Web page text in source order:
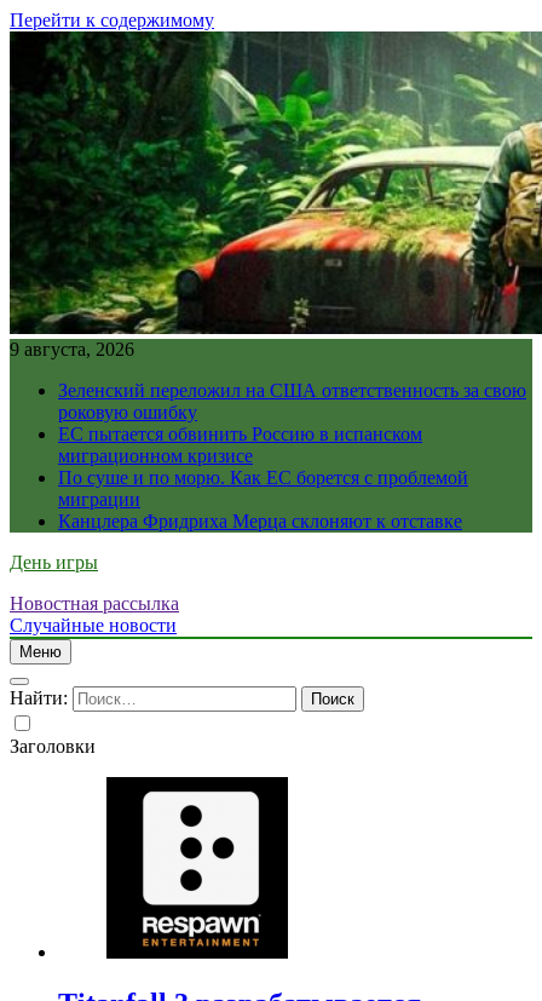
Перейти к содержимому
9 августа, 2026
Зеленский переложил на США ответственность за свою
роковую ошибку
ЕС пытается обвинить Россию в испанском
миграционном кризисе
По суше и по морю. Как ЕС борется с проблемой
миграции
Канцлера Фридриха Мерца склоняют к отставке
День игры
Новостная рассылка
Случайные новости
Меню
Найти:
Заголовки